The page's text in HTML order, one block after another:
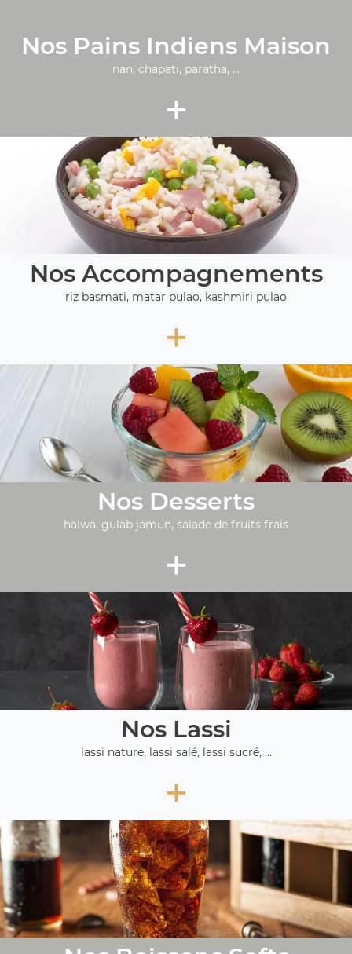
Nos Pains Indiens Maison
nan, chapati, paratha, ...
+
Nos Accompagnements
riz basmati, matar pulao, kashmiri pulao
+
Nos Desserts
halwa, gulab jamun, salade de fruits frais
+
Nos Lassi
lassi nature, lassi salé, lassi sucré, ...
+